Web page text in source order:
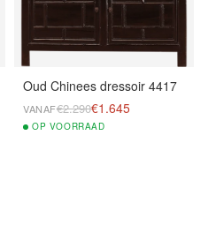
Oud Chinees dressoir 4417
VANAF€2.290€1.645
OP VOORRAAD